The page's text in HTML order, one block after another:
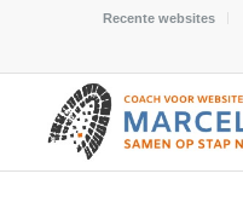
Recente websites